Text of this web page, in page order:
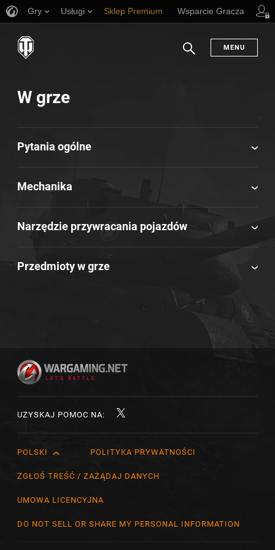
Gry Usługi Sklep Premium Wsparcie Gracza
MENU
W grze
Pytania ogólne
Mechanika
Narzędzie przywracania pojazdów
Przedmioty w grze
UZYSKAJ POMOC NA:
English
Čeština
POLSKI POLITYKA PRYWATNOŚCI
ZGŁOŚ TREŚĆ / ZAŻĄDAJ DANYCH
UMOWA LICENCYJNA
DO NOT SELL OR SHARE MY PERSONAL INFORMATION